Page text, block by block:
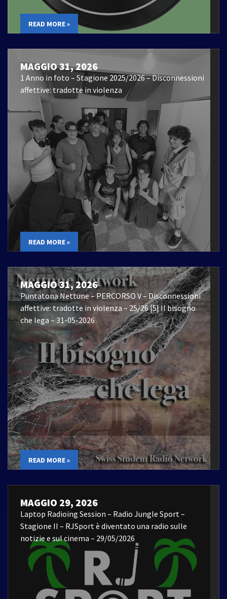
READ MORE »
MAGGIO 31, 2026
1 Anno in foto – Stagione 2025/2026 – Disconnessioni
affettive: tradotte in violenza
READ MORE »
MAGGIO 31, 2026
Puntatona Nettune – PERCORSO V – Disconnessioni
affettive: tradotte in violenza – 25/26 |5| Il bisogno
che lega – 31-05-2026
READ MORE »
MAGGIO 29, 2026
Laptop Radioing Session – Radio Jungle Sport –
Stagione II – RJSport è diventato una radio sulle
notizie e sul cinema – 29/05/2026